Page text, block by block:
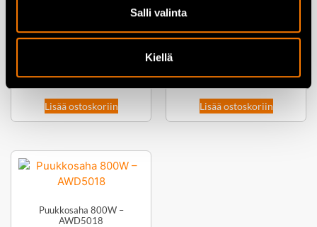
Salli valinta
Kiellä
Lisää ostoskoriin
Milwaukee M18 FSZ-0X
505,00€339,00€
Lisää ostoskoriin
Puukkosaha 800W –
AWD5018